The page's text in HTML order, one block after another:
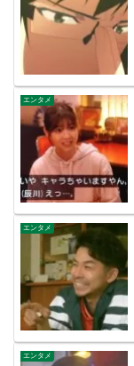
エンタメ
エンタメ
エンタメ